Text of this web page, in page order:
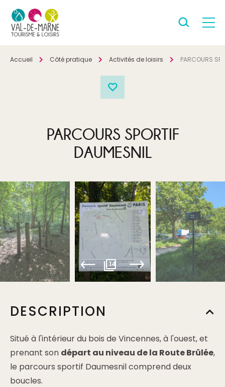
Accueil Côté pratique Activités de loisirs PARCOURS
PARCOURS SPORTIF
DAUMESNIL
14
DESCRIPTION
Situé à l'intérieur du bois de Vincennes, à l'ouest, et
prenant son départ au niveau de la Route Brûlée,
le parcours sportif Daumesnil comprend deux
boucles.